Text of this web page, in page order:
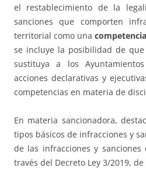
el restablecimiento de la
sanciones que comporten
territorial como una
se incluye la posibilidad de
sustituya a los
acciones declarativas y
competencias en materia de
En materia sancionadora,
tipos básicos de infracciones y
de las infracciones y
través del Decreto Ley 3/2019,